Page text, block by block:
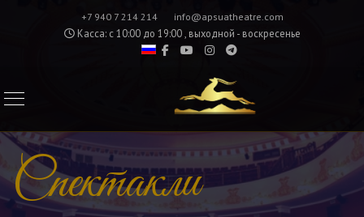
+7 940 7 214 214 info@apsuatheatre.com
Касса: с 10:00 до 19:00 , выходной - воскресенье
Спектакли